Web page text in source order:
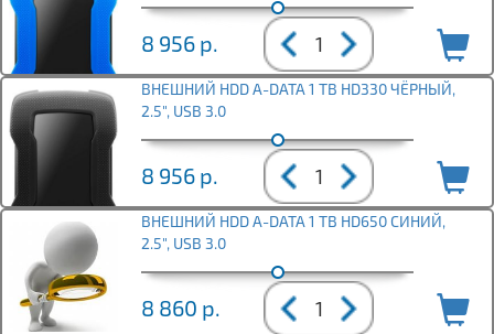
8 956 р.
ВНЕШНИЙ HDD A-DATA 1 TB HD330 ЧЁРНЫЙ,
2.5", USB 3.0
8 956 р.
ВНЕШНИЙ HDD A-DATA 1 TB HD650 СИНИЙ,
2.5", USB 3.0
8 860 р.